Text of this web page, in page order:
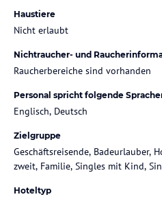
Haustiere
Nicht erlaubt
Nichtraucher- und
Raucherbereiche sind vorhanden
Personal spricht folgende
Englisch, Deutsch
Zielgruppe
Geschäftsreisende, Badeurlauber,
zweit, Familie, Singles mit Kind,
Hoteltyp